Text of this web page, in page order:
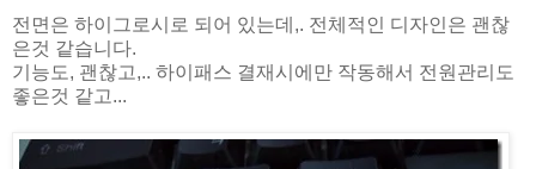
전면은 하이그로시로 되어 있는데,. 전체적인 디자인은 괜찮
은것 같습니다.
기능도, 괜찮고,.. 하이패스 결재시에만 작동해서 전원관리도
좋은것 같고...